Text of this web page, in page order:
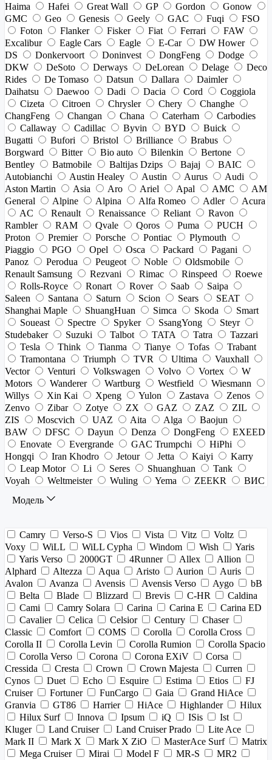
Haima
Hafei Great Wall GP Gordon
Gonow
GMC
Geo Genesis Geely GAC Fuqi
FSO
Foton
Flanker Fisker Fiat Ferrari
FAW
Excalibur
Eagle Cars Eagle E-Car
DW Hower
DS
Donkervoort Doninvest DongFeng
Dodge
DKW
DeSoto Derways DeLorean Delage
Deco
Rides
De Tomaso Datsun Dallara
Daimler
Daihatsu
Daewoo Dadi Dacia Cord
Coggiola
Cizeta
Citroen Chrysler Chery
Changhe
ChangFeng
Changan Chana Caterham
Carbodies
Callaway
Cadillac Byvin BYD
Buick
Bugatti
Bufori Bristol Brilliance
Brabus
Borgward
Bitter Bio auto Bilenkin
Bertone
Bentley
Batmobile Baltijas Dzips Bajaj
BAIC
Autobianchi
Austin Healey Austin Aurus
Audi
Aston Martin
Asia Aro Ariel Apal AMC
AM
General
Alpine Alpina Alfa Romeo Adler
Acura
AC
Renault Renaissance Reliant
Ravon
Rambler
RAM Qvale Qoros Puma
PUCH
Proton
Premier Porsche Pontiac
Plymouth
Piaggio
PGO Opel Osca Packard
Pagani
Panoz
Perodua Peugeot Noble
Oldsmobile
Renault Samsung
Rezvani Rimac Rinspeed
Roewe
Rolls-Royce
Ronart Rover Saab
Saipa
Saleen
Santana Saturn Scion Sears
SEAT
Shanghai Maple
ShuangHuan Simca Skoda
Smart
Soueast
Spectre Spyker SsangYong
Steyr
Studebaker
Suzuki Talbot TATA Tatra
Tazzari
Tesla
Think Tianma Tianye Tofas
Trabant
Tramontana
Triumph TVR Ultima
Vauxhall
Vector
Venturi Volkswagen Volvo Vortex
W
Motors
Wanderer Wartburg Westfield
Wiesmann
Willys
Xin Kai Xpeng Yulon Zastava
Zenos
Zenvo
Zibar Zotye ZX GAZ ZAZ
ZIL
ZIS
Moscvich UAZ Aita Alga
Baojun
BAW
DFSC Dayun Denza DongFeng
EXEED
Enovate
Evergrande GAC Trumpchi
HiPhi
Hongqi
Iran Khodro Jetour Jetta Kaiyi
Karry
Leap Motor
Li Seres Shuanghuan
Tank
Voyah
Weltmeister Wuling Yema ZEEKR
ВИС
Модель
Camry Verso-S Vios Vista Vitz
Voltz
Voxy
WiLL WiLL Cypha Windom Wish
Yaris
Yaris Verso
2000GT 4Runner Allex
Allion
Alphard
Altezza Aqua Aristo Aurion
Auris
Avalon
Avanza Avensis Avensis Verso Aygo
bB
Belta
Blade Blizzard Brevis C-HR
Caldina
Cami
Camry Solara Carina Carina E
Carina ED
Cavalier
Celica Celsior Century
Chaser
Classic
Comfort COMS Corolla
Corolla Cross
Corolla II
Corolla Levin Corolla Rumion
Corolla Spacio
Corolla Verso
Corona Corona EXiV
Corsa
Cressida
Cresta Crown Crown Majesta
Curren
Cynos
Duet Echo Esquire Estima Etios
FJ
Cruiser
Fortuner FunCargo Gaia
Grand HiAce
Granvia
GT86 Harrier HiAce Highlander
Hilux
Hilux Surf
Innova Ipsum iQ ISis
Ist
Kluger
Land Cruiser Land Cruiser Prado
Lite Ace
Mark II
Mark X Mark X ZiO MasterAce Surf
Matrix
Mega Cruiser
Mirai Model F MR-S
MR2